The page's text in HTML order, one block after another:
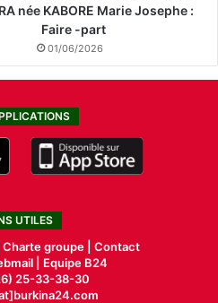
née KABORE Marie Josephe :
Faire -part
01/06/2026
UTILES
Charte groupe | Contact
|
Equipe B24
25-33-38-30